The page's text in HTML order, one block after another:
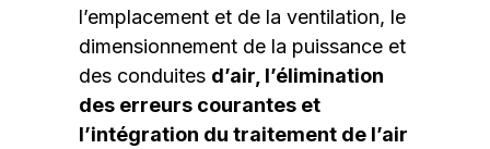
l’emplacement et de la ventilation, le
dimensionnement de la puissance et
des conduites d’air, l’élimination
des erreurs courantes et
l’intégration du traitement de l’air